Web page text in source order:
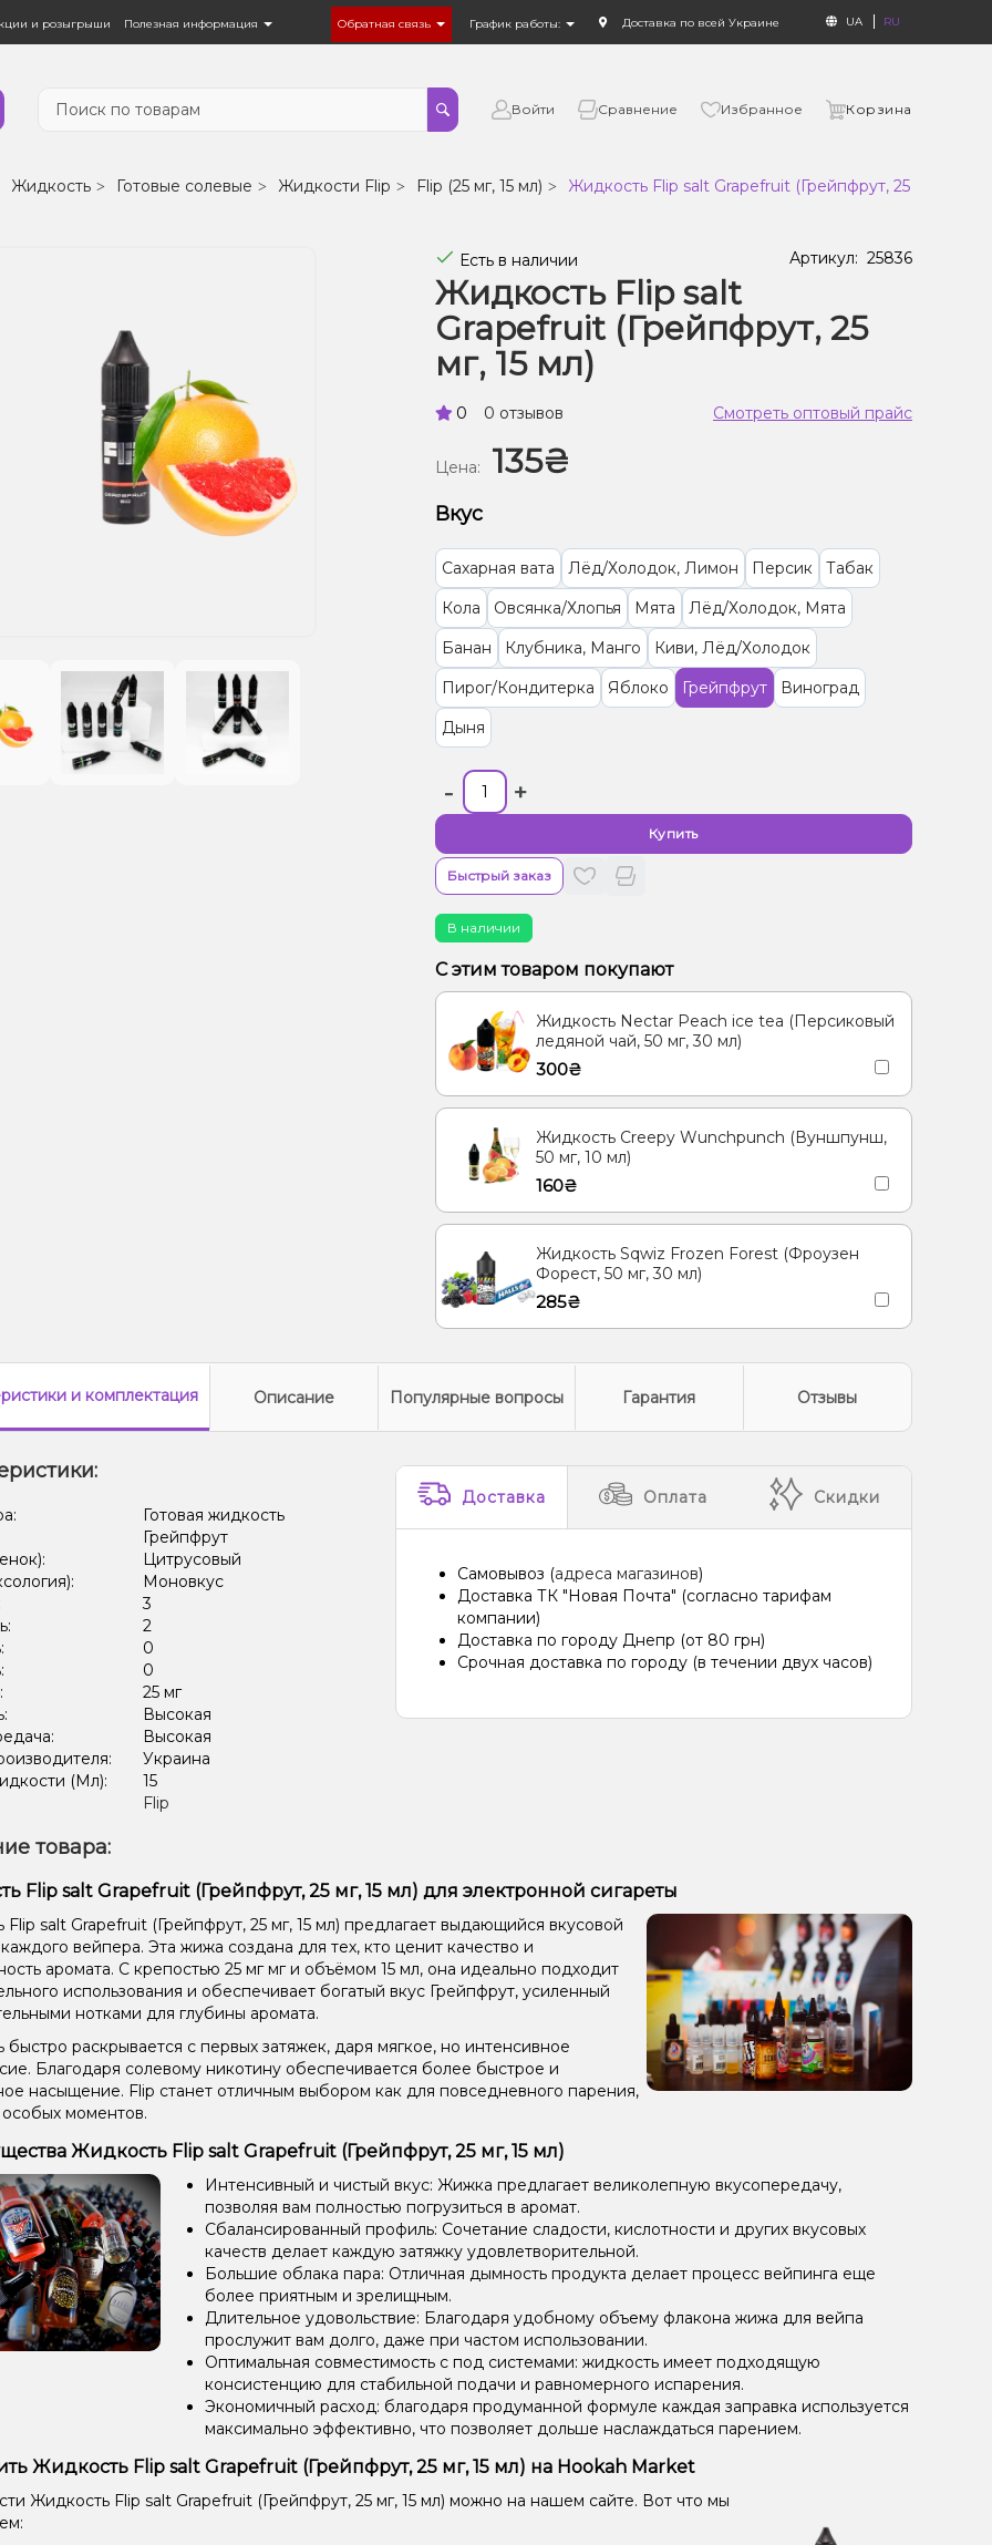
и розыгрыши Полезная информация Обратная связь График работы: Доставка по всей Украине UA RU
Войти Сравнение Избранное Корзина
Жидкость Готовые солевые Жидкости Flip Flip (25 мг, 15 мл) Жидкость Flip salt Grapefruit (Грейпфрут, 25 мг, 15 мл)
Есть в наличии Артикул: 25836
Жидкость Flip salt
Grapefruit (Грейпфрут, 25
мг, 15 мл)
0 0 отзывов Смотреть оптовый прайс
Цена: 135₴
Вкус
Сахарная вата Лёд/Холодок, Лимон Персик
Табак
Кола
Овсянка/Хлопья Мята
Лёд/Холодок, Мята
Банан
Клубника, Манго
Киви, Лёд/Холодок
Пирог/Кондитерка
Яблоко Грейпфрут
Виноград
Дыня
- +
Купить
Быстрый заказ
В наличии
С этим товаром покупают
Жидкость Nectar Peach ice tea (Персиковый
ледяной чай, 50 мг, 30 мл)
300₴
Жидкость Creepy Wunchpunch (Вуншпунш,
50 мг, 10 мл)
160₴
Жидкость Sqwiz Frozen Forest (Фроузен
Форест, 50 мг, 30 мл)
285₴
и комплектация Описание Популярные вопросы Гарантия Отзывы
Готовая жидкость
Грейпфрут
Цитрусовый
Моновкус
3
2
0
0
25 мг
Высокая
Высокая
Украина
(Мл):
15
Flip
Доставка Оплата Скидки
Самовывоз (адреса магазинов)
Доставка ТК "Новая Почта" (согласно тарифам
компании)
Доставка по городу Днепр (от 80 грн)
Срочная доставка по городу (в течении двух часов)
товара:
Flip salt Grapefruit (Грейпфрут, 25 мг, 15 мл) для электронной сигареты
Flip salt Grapefruit (Грейпфрут, 25 мг, 15 мл) предлагает выдающийся вкусовой
вейпера. Эта жижа создана для тех, кто ценит качество и
аромата. С крепостью 25 мг мг и объёмом 15 мл, она идеально подходит
использования и обеспечивает богатый вкус Грейпфрут, усиленный
нотками для глубины аромата.
быстро раскрывается с первых затяжек, даря мягкое, но интенсивное
Благодаря солевому никотину обеспечивается более быстрое и
насыщение. Flip станет отличным выбором как для повседневного парения,
моментов.
Жидкость Flip salt Grapefruit (Грейпфрут, 25 мг, 15 мл)
Интенсивный и чистый вкус: Жижка предлагает великолепную вкусопередачу,
позволяя вам полностью погрузиться в аромат.
Сбалансированный профиль: Сочетание сладости, кислотности и других вкусовых
качеств делает каждую затяжку удовлетворительной.
Большие облака пара: Отличная дымность продукта делает процесс вейпинга еще
более приятным и зрелищным.
Длительное удовольствие: Благодаря удобному объему флакона жижа для вейпа
прослужит вам долго, даже при частом использовании.
Оптимальная совместимость с под системами: жидкость имеет подходящую
консистенцию для стабильной подачи и равномерного испарения.
Экономичный расход: благодаря продуманной формуле каждая заправка используется
максимально эффективно, что позволяет дольше наслаждаться парением.
Жидкость Flip salt Grapefruit (Грейпфрут, 25 мг, 15 мл) на Hookah Market
Жидкость Flip salt Grapefruit (Грейпфрут, 25 мг, 15 мл) можно на нашем сайте. Вот что мы